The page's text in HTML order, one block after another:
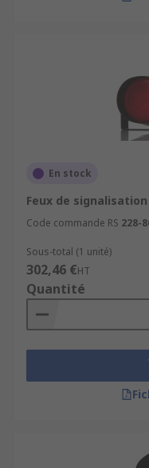
En stock
Feux de signalisation
Code commande RS 228-
Sous-total (1 unité)
302,46 €HT
Quantité